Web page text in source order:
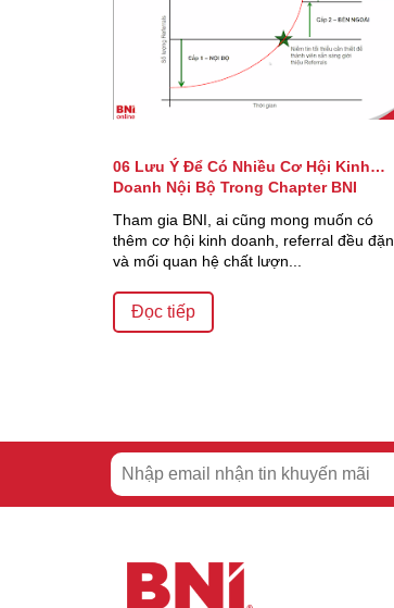
06 Lưu Ý Để Có Nhiều Cơ Hội Kinh
Doanh Nội Bộ Trong Chapter BNI
Tham gia BNI, ai cũng mong muốn có
thêm cơ hội kinh doanh, referral đều đặn
và mối quan hệ chất lượn...
Đọc tiếp